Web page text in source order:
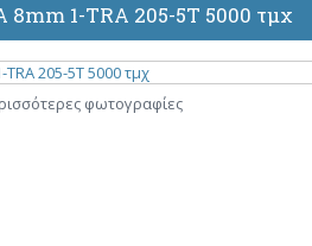
1-TRA 205-5T 5000 τμχ
φωτογραφίες